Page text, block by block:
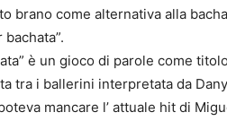
brano come alternativa alla
bachata”.
è un gioco di parole come
tra i ballerini interpretata da
mancare l’ attuale hit di